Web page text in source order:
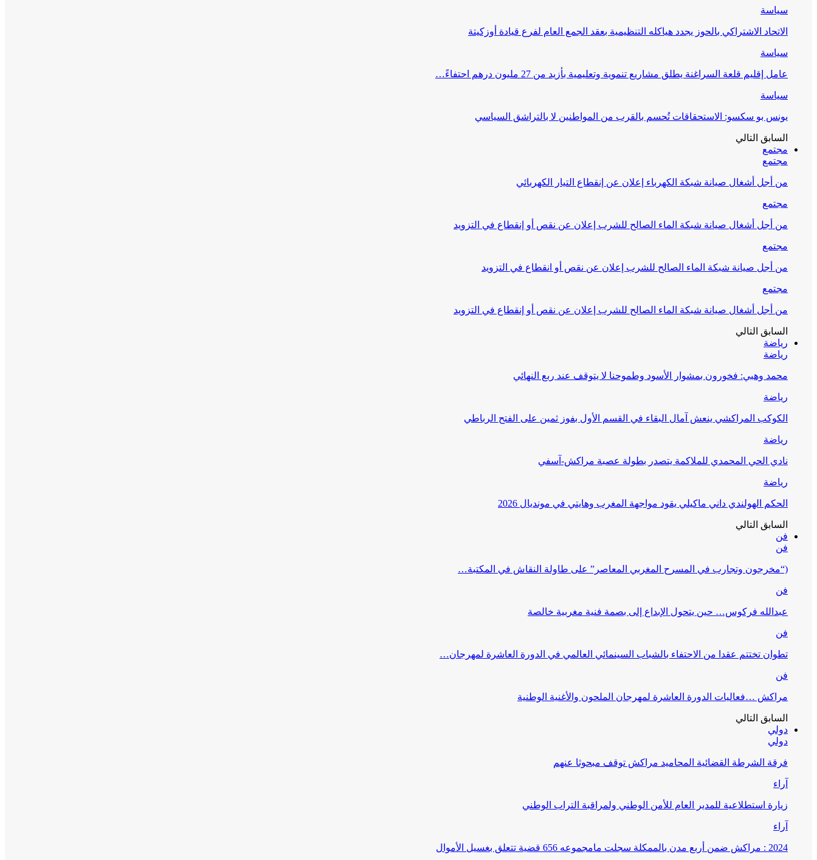
سياسة
الاتحاد الاشتراكي بالحوز يجدد هياكله التنظيمية بعقد الجمع العام لفرع قيادة أوزكيتة
سياسة
عامل إقليم قلعة السراغنة يطلق مشاريع تنموية وتعليمية بأزيد من 27 مليون درهم احتفاءً…
سياسة
يونس بو سكسو: الاستحقاقات تُحسم بالقرب من المواطنين لا بالتراشق السياسي
السابق التالي
مجتمع
مجتمع
من أجل أشغال صيانة شبكة الكهرباء إعلان عن إنقطاع التيار الكهربائي
مجتمع
من أجل أشغال صيانة شبكة الماء الصالح للشرب إعلان عن نقص أو إنقطاع في التزويد
مجتمع
من أجل صيانة شبكة الماء الصالح للشرب إعلان عن نقص أو انقطاع في التزويد
مجتمع
من أجل أشغال صيانة شبكة الماء الصالح للشرب إعلان عن نقص أو إنقطاع في التزويد
السابق التالي
رياضة
رياضة
محمد وهبي: فخورون بمشوار الأسود وطموحنا لا يتوقف عند ربع النهائي
رياضة
الكوكب المراكشي ينعش آمال البقاء في القسم الأول بفوز ثمين على الفتح الرباطي
رياضة
نادي الحي المحمدي للملاكمة يتصدر بطولة عصبة مراكش-آسفي
رياضة
الحكم الهولندي داني ماكيلي يقود مواجهة المغرب وهايتي في مونديال 2026
السابق التالي
فن
فن
(“مخرجون وتجارب في المسرح المغربي المعاصر” على طاولة النقاش في المكتبة…
فن
عبدالله فركوس… حين يتحول الإبداع إلى بصمة فنية مغربية خالصة
فن
تطوان تختتم عقدا من الاحتفاء بالشباب السينمائي العالمي في الدورة العاشرة لمهرجان…
فن
مراكش …فعاليات الدورة العاشرة لمهرجان الملحون والأغنية الوطنية
السابق التالي
دولي
دولي
فرقة الشرطة القضائية المحاميد مراكش توقف مبحوثا عنهم
آراء
زيارة استطلاعية للمدير العام للأمن الوطني ولمراقبة التراب الوطني
آراء
2024 : مراكش ضمن أربع مدن بالممكلة سجلت مامجموعه 656 قضية تتعلق بغسيل الأموال